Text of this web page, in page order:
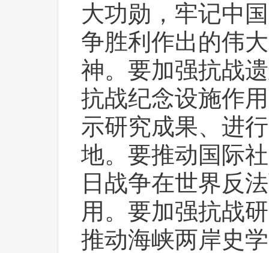
大功勋，牢记中
争胜利作出的伟
神。要加强抗战
抗战纪念设施作
示研究成果、进
地。要推动国际
日战争在世界反
用。要加强抗战
推动海峡两岸史